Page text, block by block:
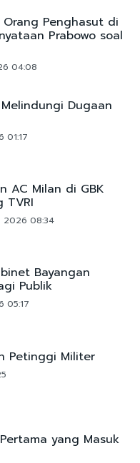
Orang Penghasut di
Prabowo soal
04:08
Dugaan
01:17
AC Milan di GBK
TVRI
2026 08:34
Bayangan
Publik
05:17
Petinggi Militer
yang Masuk